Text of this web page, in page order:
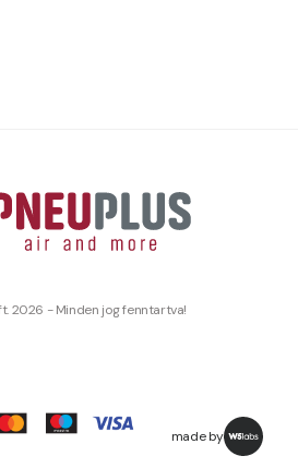
2026 - Minden jog fenntartva!
made by